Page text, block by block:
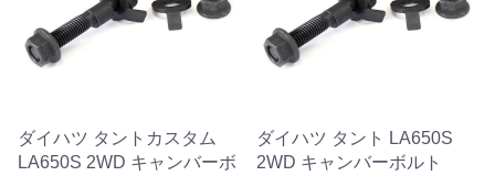
ダイハツ タントカスタム
LA650S 2WD キャンバーボ
ダイハツ タント LA650S
2WD キャンバーボルト